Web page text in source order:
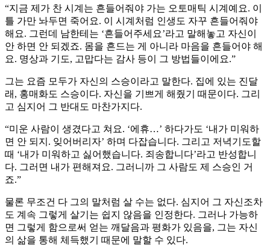
“지금 제가 찬 시계는 흔들어줘야 가는 오토매틱 시계예요. 이
틀 가만 놔두면 죽어요. 이 시계처럼 인생도 자꾸 흔들어줘야
해요. 그런데 남한테는 ‘흔들어주세요’라고 말해놓고 자신이
안 하면 안 되겠죠. 몸을 흔드는 게 아니라 마음을 흔들어야 해
요. 명상과 기도, 고맙다는 감사 등이 그 방법들이에요.”
그는 요즘 모두가 자신의 스승이라고 말한다. 집에 있는 진달
래, 홍매화도 스승이다. 자신을 기쁘게 해줬기 때문이다. 그리
고 심지어 그 반대도 마찬가지다.
“미운 사람이 생겼다고 쳐요. ‘에휴…’ 하다가도 ‘내가 미워하
면 안 되지. 잊어버리자’ 하며 다잡습니다. 그리고 저녁기도할
때 ‘내가 미워하고 싫어했습니다. 죄송합니다’라고 반성합니
다. 그러면 내가 편해져요. 그러니까 그 사람도 제 스승인 거
죠.”
물론 무조건 다 그의 말처럼 살 수는 없다. 심지어 그 자신조차
도 계속 그렇게 살기는 쉽지 않음을 인정한다. 그러나 가능하
면 그렇게 함으로써 얻는 깨달음과 평화가 있음을, 그는 자신
의 삶을 통해 체득했기 때문에 말할 수 있다.